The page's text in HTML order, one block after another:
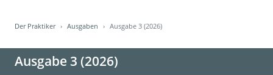
Der Praktiker Ausgaben Ausgabe 3 (2026)
Ausgabe 3 (2026)